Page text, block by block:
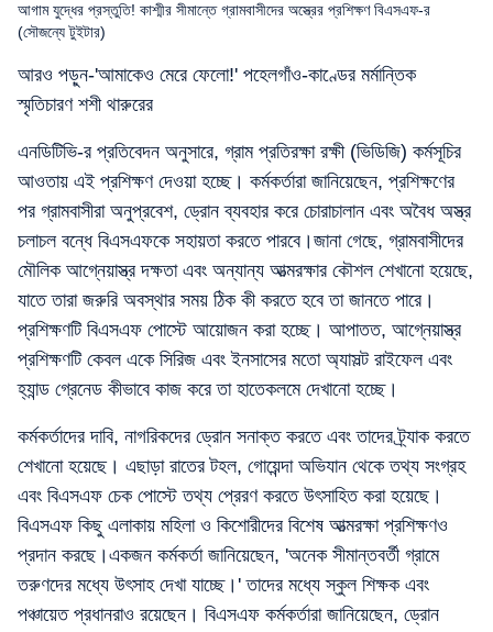
আগাম যুদ্ধের প্রস্তুতি! কাশ্মীর সীমান্তে গ্রামবাসীদের অস্ত্রের প্রশিক্ষণ বিএসএফ-র
(সৌজন্যে টুইটার)
আরও পড়ুন-'আমাকেও মেরে ফেলো!' পহেলগাঁও-কাণ্ডের মর্মান্তিক
স্মৃতিচারণ শশী থারুরের
এনডিটিভি-র প্রতিবেদন অনুসারে, গ্রাম প্রতিরক্ষা রক্ষী (ভিডিজি) কর্মসূচির
আওতায় এই প্রশিক্ষণ দেওয়া হচ্ছে। কর্মকর্তারা জানিয়েছেন, প্রশিক্ষণের
পর গ্রামবাসীরা অনুপ্রবেশ, ড্রোন ব্যবহার করে চোরাচালান এবং অবৈধ অস্ত্র
চলাচল বন্ধে বিএসএফকে সহায়তা করতে পারবে।জানা গেছে, গ্রামবাসীদের
মৌলিক আগ্নেয়াস্ত্র দক্ষতা এবং অন্যান্য আত্মরক্ষার কৌশল শেখানো হয়েছে,
যাতে তারা জরুরি অবস্থার সময় ঠিক কী করতে হবে তা জানতে পারে।
প্রশিক্ষণটি বিএসএফ পোস্টে আয়োজন করা হচ্ছে। আপাতত, আগ্নেয়াস্ত্র
প্রশিক্ষণটি কেবল একে সিরিজ এবং ইনসাসের মতো অ্যাসল্ট রাইফেল এবং
হ্যান্ড গ্রেনেড কীভাবে কাজ করে তা হাতেকলমে দেখানো হচ্ছে।
কর্মকর্তাদের দাবি, নাগরিকদের ড্রোন সনাক্ত করতে এবং তাদের ট্র্যাক করতে
শেখানো হয়েছে। এছাড়া রাতের টহল, গোয়েন্দা অভিযান থেকে তথ্য সংগ্রহ
এবং বিএসএফ চেক পোস্টে তথ্য প্রেরণ করতে উৎসাহিত করা হয়েছে।
বিএসএফ কিছু এলাকায় মহিলা ও কিশোরীদের বিশেষ আত্মরক্ষা প্রশিক্ষণও
প্রদান করছে।একজন কর্মকর্তা জানিয়েছেন, 'অনেক সীমান্তবর্তী গ্রামে
তরুণদের মধ্যে উৎসাহ দেখা যাচ্ছে।' তাদের মধ্যে স্কুল শিক্ষক এবং
পঞ্চায়েত প্রধানরাও রয়েছেন। বিএসএফ কর্মকর্তারা জানিয়েছেন, ড্রোন